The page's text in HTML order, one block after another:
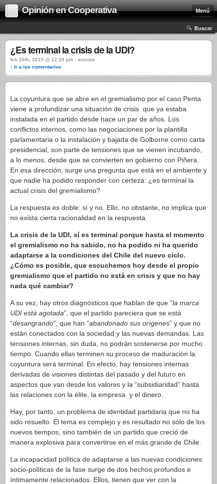
Opinión en Cooperativa Menú
Buscar
¿Es terminal la crisis de la UDI?
feb 20th, 2015 @ 12:28 pm › manola
↓ Ir a los comentarios
La coyuntura que se abre en el gremialismo por el caso Penta
viene a profundizar una situación de crisis que ya estaba
instalada en el partido desde hace un par de años. Los
conflictos internos, como las negociaciones por la plantilla
parlamentaria o la instalación y bajada de Golborne como carta
presidencial, son parte de tensiones que se vienen incubando,
a lo menos, desde que se convierten en gobierno con Piñera.
En esa dirección, surge una pregunta que está en el ambiente y
que nadie ha podido responder con certeza: ¿es terminal la
actual crisis del gremialismo?
La respuesta es doble: sí y no. Ello, no obstante, no implica que
no exista cierta racionalidad en la respuesta.
La crisis de la UDI, sí es terminal porque hasta el momento
el gremialismo no ha sabido, no ha podido ni ha querido
adaptarse a la condiciones del Chile del nuevo ciclo.
¿Cómo es posible, que escuchemos hoy desde el propio
gremialismo que el partido no está en crisis y que no hay
nada qué cambiar?
A su vez, hay otros diagnósticos que hablan de que “la marca
UDI está agotada”, que el partido pareciera que se está
“desangrando”, que han “abandonado sus orígenes” y que no
están conectados con la sociedad y las nuevas demandas. Las
tensiones internas, sin duda, no podrán sostenerse por mucho
tiempo. Cuando ellas terminen su proceso de maduración la
coyuntura será terminal. En efecto, hay tensiones internas
derivadas de visiones distintas del pasado y del futuro en
aspectos que van desde los valores y la “subsidiaridad” hasta
las relaciones con la élite, la empresa y el dinero.
Hay, por tanto, un problema de identidad partidaria que no ha
sido resuelto. El tema es complejo y es resultado no sólo de los
nuevos tiempos, sino también de un partido que creció de
manera explosiva para convertirse en el más grande de Chile.
La incapacidad política de adaptarse a las nuevas condiciones
socio-políticas de la fase surge de dos hechos profundos e
íntimamente relacionados. Ellos, tienen que ver con la